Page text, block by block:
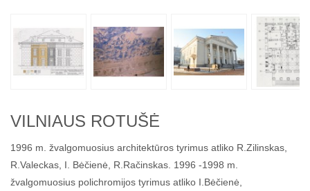
VILNIAUS ROTUŠĖ
1996 m. žvalgomuosius architektūros tyrimus atliko R.Zilinskas,
R.Valeckas, I. Bėčienė, R.Račinskas. 1996 -1998 m.
žvalgomuosius polichromijos tyrimus atliko I.Bėčienė,